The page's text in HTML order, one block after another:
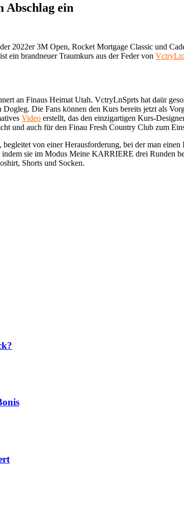
Abschlag ein
2022er 3M Open, Rocket Mortgage Classic und
ein brandneuer Traumkurs aus der Feder von
an Finaus Heimat Utah. VctryLnSprts hat daür
Die Fans können den Kurs bereits jetzt als
Video erstellt, das den einzigartigen Kurs-
und auch für den Finau Fresh Country Club zum
von einer Herausforderung, bei der man
sie im Modus Meine KARRIERE drei Runden
Shorts und Socken.